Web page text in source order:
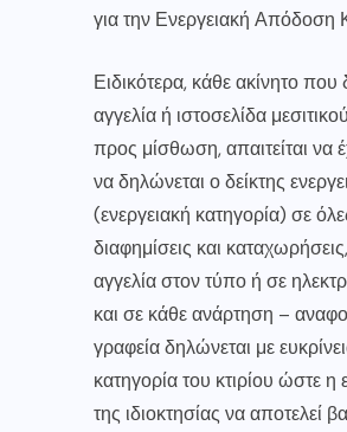
για την Ενεργειακή Απόδοση
Ειδικότερα, κάθε ακίνητο που
αγγελία ή ιστοσελίδα
προς μίσθωση, απαιτείται
να δηλώνεται ο δείκτης
(ενεργειακή κατηγορία) σε
διαφημίσεις και
αγγελία στον τύπο ή σε
και σε κάθε ανάρτηση –
γραφεία δηλώνεται με
κατηγορία του κτιρίου ώστε η
της ιδιοκτησίας να αποτελεί